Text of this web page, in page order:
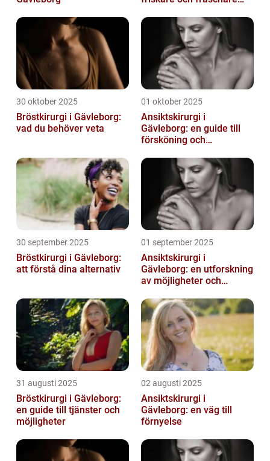
30 oktober 2025
Bröstkirurgi i Gävleborg:
vad du behöver veta
01 oktober 2025
Ansiktskirurgi i
Gävleborg: en guide till
försköning och
30 september 2025
Bröstkirurgi i Gävleborg:
att förstå dina alternativ
01 september 2025
Ansiktskirurgi i
Gävleborg: en utforskning
av möjligheter och
31 augusti 2025
Bröstkirurgi i Gävleborg:
en guide till tjänster och
möjligheter
02 augusti 2025
Ansiktskirurgi i
Gävleborg: en väg till
förnyelse